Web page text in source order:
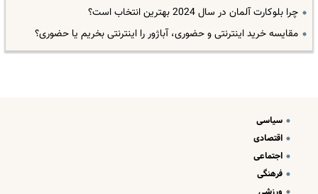
چرا بلوکارت آلمان در سال 2024 بهترین انتخاب است؟
مقایسه خرید اینترنتی و حضوری، آباژور را اینترنتی بخریم یا حضوری؟
سیاسی
اقتصادی
اجتماعی
فرهنگی
ورزشی